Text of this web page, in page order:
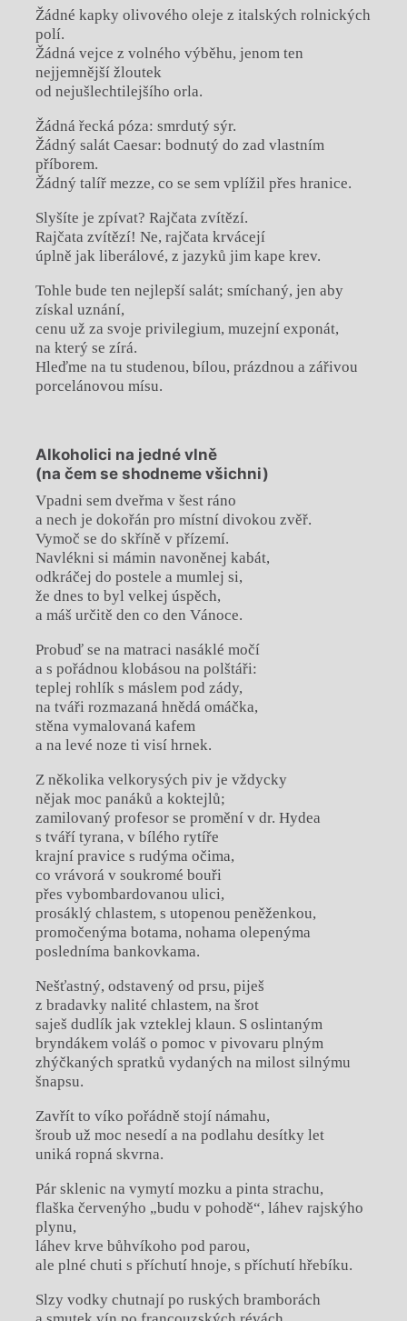
Žádné kapky olivového oleje z italských rolnických
polí.
Žádná vejce z volného výběhu, jenom ten
nejjemnější žloutek
od nejušlechtilejšího orla.
Žádná řecká póza: smrdutý sýr.
Žádný salát Caesar: bodnutý do zad vlastním
příborem.
Žádný talíř mezze, co se sem vplížil přes hranice.
Slyšíte je zpívat? Rajčata zvítězí.
Rajčata zvítězí! Ne, rajčata krvácejí
úplně jak liberálové, z jazyků jim kape krev.
Tohle bude ten nejlepší salát; smíchaný, jen aby
získal uznání,
cenu už za svoje privilegium, muzejní exponát,
na který se zírá.
Hleďme na tu studenou, bílou, prázdnou a zářivou
porcelánovou mísu.
Alkoholici na jedné vlně
(na čem se shodneme všichni)
Vpadni sem dveřma v šest ráno
a nech je dokořán pro místní divokou zvěř.
Vymoč se do skříně v přízemí.
Navlékni si mámin navoněnej kabát,
odkráčej do postele a mumlej si,
že dnes to byl velkej úspěch,
a máš určitě den co den Vánoce.
Probuď se na matraci nasáklé močí
a s pořádnou klobásou na polštáři:
teplej rohlík s máslem pod zády,
na tváři rozmazaná hnědá omáčka,
stěna vymalovaná kafem
a na levé noze ti visí hrnek.
Z několika velkorysých piv je vždycky
nějak moc panáků a koktejlů;
zamilovaný profesor se promění v dr. Hydea
s tváří tyrana, v bílého rytíře
krajní pravice s rudýma očima,
co vrávorá v soukromé bouři
přes vybombardovanou ulici,
prosáklý chlastem, s utopenou peněženkou,
promočenýma botama, nohama olepenýma
posledníma bankovkama.
Nešťastný, odstavený od prsu, piješ
z bradavky nalité chlastem, na šrot
saješ dudlík jak vzteklej klaun. S oslintaným
bryndákem voláš o pomoc v pivovaru plným
zhýčkaných spratků vydaných na milost silnýmu
šnapsu.
Zavřít to víko pořádně stojí námahu,
šroub už moc nesedí a na podlahu desítky let
uniká ropná skvrna.
Pár sklenic na vymytí mozku a pinta strachu,
flaška červenýho „budu v pohodě“, láhev rajskýho
plynu,
láhev krve bůhvíkoho pod parou,
ale plné chuti s příchutí hnoje, s příchutí hřebíku.
Slzy vodky chutnají po ruských bramborách